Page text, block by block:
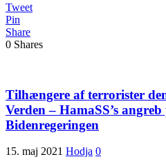
Tweet
Pin
Share
0 Shares
Tilhængere af terrorister
Verden – HamaSS’s
Bidenregeringen
15. maj 2021 Hodja 0